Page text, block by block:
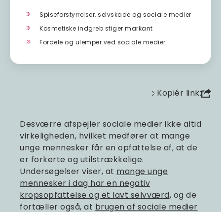
Spiseforstyrrelser, selvskade og sociale medier
Kosmetiske indgreb stiger markant
Fordele og ulemper ved sociale medier
Kopiér link:
Desværre afspejler sociale medier ikke altid
virkeligheden, hvilket medfører at mange
unge mennesker får en opfattelse af, at de
er forkerte og utilstrækkelige.
Undersøgelser viser, at mange unge
mennesker i dag har en negativ
kropsopfattelse og et lavt selvværd, og de
fortæller også, at brugen af sociale medier